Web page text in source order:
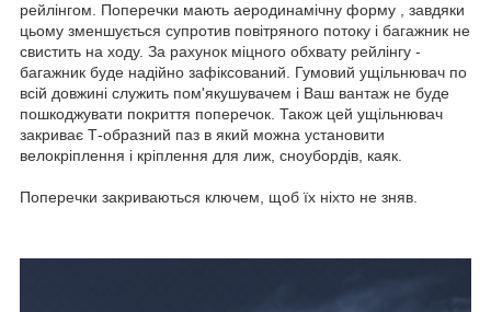
рейлінгом. Поперечки мають аеродинамічну форму , завдяки
цьому зменшується супротив повітряного потоку і багажник не
свистить на ходу. За рахунок міцного обхвату рейлінгу -
багажник буде надійно зафіксований. Гумовий ущільнювач по
всій довжині служить пом'якушувачем і Ваш вантаж не буде
пошкоджувати покриття поперечок. Також цей ущільнювач
закриває Т-образний паз в який можна установити
велокріплення і кріплення для лиж, сноубордів, каяк.
Поперечки закриваються ключем, щоб їх ніхто не зняв.